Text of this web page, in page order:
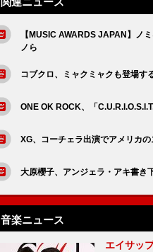
【MUSIC AWARDS JAPAN】ノ
ノら
コブクロ、ミャクミャクも登場す
ONE OK ROCK、「
XG、コーチェラ出演でアメリカ
大原櫻子、アンジェラ・アキ書き
音楽ニュース
エイサッ